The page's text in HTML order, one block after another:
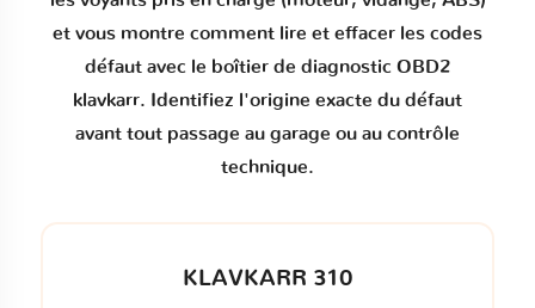
et vous montre comment lire et effacer les codes
défautavec le boîtier de diagnostic OBD2
klavkarr. Identifiez l'origine exacte du défaut
avant tout passage au garage ou au contrôle
technique.
KLAVKARR 310